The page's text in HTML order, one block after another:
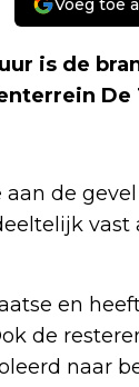
Voeg toe
is de
de
vast
en
de
naar